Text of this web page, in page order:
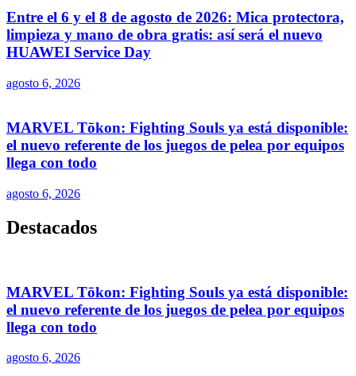
Entre el 6 y el 8 de agosto de 2026: Mica protectora,
limpieza y mano de obra gratis: así será el nuevo
HUAWEI Service Day
agosto 6, 2026
MARVEL Tōkon: Fighting Souls ya está disponible:
el nuevo referente de los juegos de pelea por equipos
llega con todo
agosto 6, 2026
Destacados
MARVEL Tōkon: Fighting Souls ya está disponible:
el nuevo referente de los juegos de pelea por equipos
llega con todo
agosto 6, 2026